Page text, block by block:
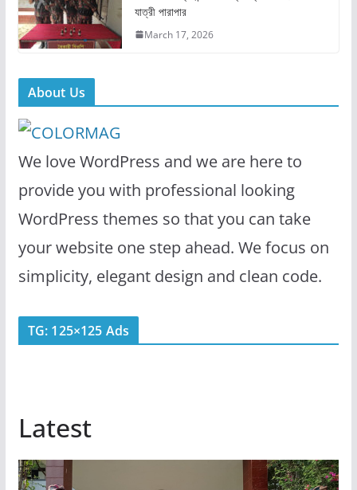
যাত্রী পারাপার
March 17, 2026
About Us
We love WordPress and we are here to
provide you with professional looking
WordPress themes so that you can take
your website one step ahead. We focus on
simplicity, elegant design and clean code.
TG: 125×125 Ads
Latest